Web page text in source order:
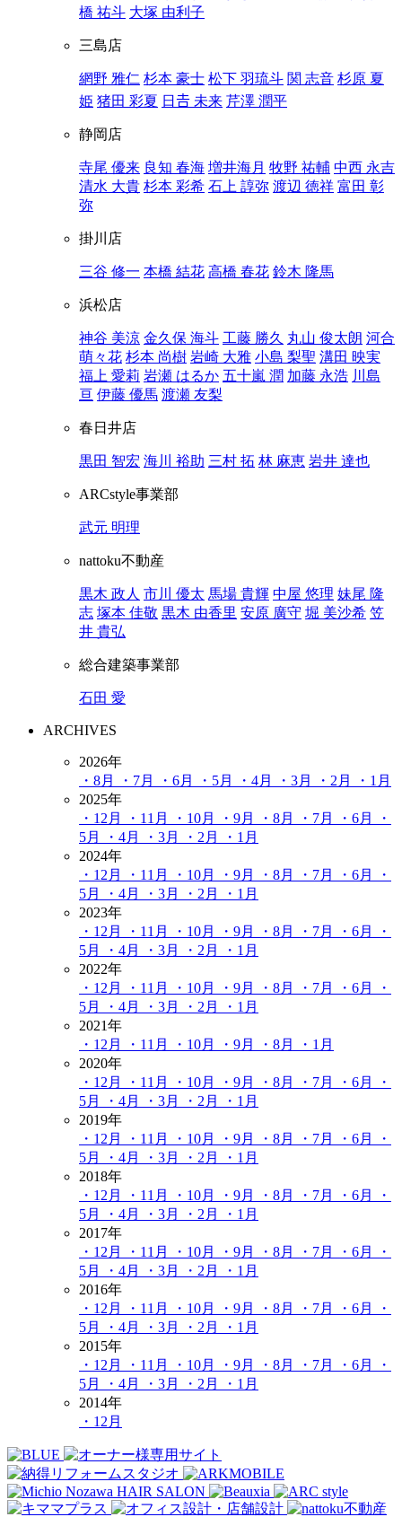
橋 祐斗 大塚 由利子
三島店
網野 雅仁 杉本 豪士 松下 羽琉斗 関 志音 杉原 夏
姫 猪田 彩夏 日𠮷 未来 芹澤 潤平
静岡店
寺尾 優来 良知 春海 増井海月 牧野 祐輔 中西 永吉
清水 大貴 杉本 彩希 石上 諄弥 渡辺 徳祥 富田 彰
弥
掛川店
三谷 修一 本橋 結花 高橋 春花 鈴木 隆馬
浜松店
神谷 美涼 金久保 海斗 工藤 勝久 丸山 俊太朗 河合
萌々花 杉本 尚樹 岩崎 大雅 小島 梨聖 溝田 映実
福上 愛莉 岩瀬 はるか 五十嵐 潤 加藤 永浩 川島
亘 伊藤 優馬 渡瀬 友梨
春日井店
黒田 智宏 海川 裕助 三村 拓 林 麻恵 岩井 達也
ARCstyle事業部
武元 明理
nattoku不動産
黒木 政人 市川 優太 馬場 貴輝 中屋 悠理 妹尾 隆
志 塚本 佳敬 黒木 由香里 安原 廣守 堀 美沙希 笠
井 貴弘
総合建築事業部
石田 愛
ARCHIVES
2026年
・8月
・7月 ・6月 ・5月 ・4月 ・3月 ・2月
・1月
2025年
・12月
・11月 ・10月 ・9月 ・8月 ・7月 ・6月
・
5月
・4月 ・3月 ・2月
・1月
2024年
・12月
・11月 ・10月 ・9月 ・8月 ・7月 ・6月
・
5月
・4月 ・3月 ・2月
・1月
2023年
・12月
・11月 ・10月 ・9月 ・8月 ・7月 ・6月
・
5月
・4月 ・3月 ・2月
・1月
2022年
・12月
・11月 ・10月 ・9月 ・8月 ・7月 ・6月
・
5月
・4月 ・3月 ・2月
・1月
2021年
・12月
・11月 ・10月 ・9月 ・8月
・1月
2020年
・12月
・11月 ・10月 ・9月 ・8月 ・7月 ・6月
・
5月
・4月 ・3月 ・2月
・1月
2019年
・12月
・11月 ・10月 ・9月 ・8月 ・7月 ・6月
・
5月
・4月 ・3月 ・2月
・1月
2018年
・12月
・11月 ・10月 ・9月 ・8月 ・7月 ・6月
・
5月
・4月 ・3月 ・2月
・1月
2017年
・12月
・11月 ・10月 ・9月 ・8月 ・7月 ・6月
・
5月
・4月 ・3月 ・2月
・1月
2016年
・12月
・11月 ・10月 ・9月 ・8月 ・7月 ・6月
・
5月
・4月 ・3月 ・2月
・1月
2015年
・12月
・11月 ・10月 ・9月 ・8月 ・7月 ・6月
・
5月
・4月 ・3月 ・2月
・1月
2014年
・12月